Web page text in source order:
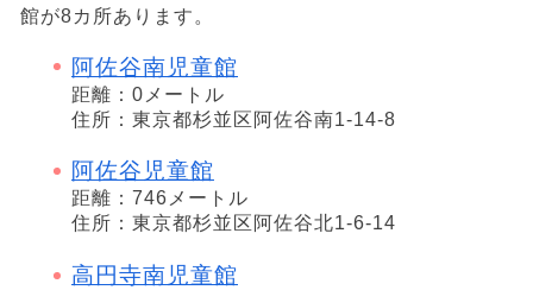
館が8カ所あります。
阿佐谷南児童館
距離：0メートル
住所：東京都杉並区阿佐谷南1-14-8
阿佐谷児童館
距離：746メートル
住所：東京都杉並区阿佐谷北1-6-14
高円寺南児童館